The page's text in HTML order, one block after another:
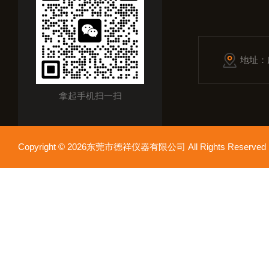
拿起手机扫一扫
地址
Copyright © 2026东莞市德祥仪器有限公司 All Rights